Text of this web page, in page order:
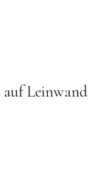
auf Leinwand